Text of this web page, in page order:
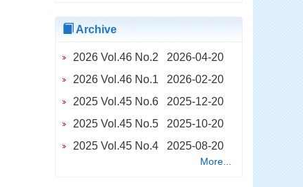
Archive
2026 Vol.46 No.2 2026-04-20
2026 Vol.46 No.1 2026-02-20
2025 Vol.45 No.6 2025-12-20
2025 Vol.45 No.5 2025-10-20
2025 Vol.45 No.4 2025-08-20
2025 Vol.45 No.2 2025-04-20
More...